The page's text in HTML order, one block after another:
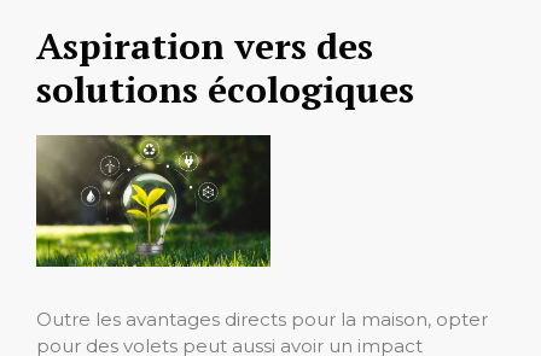
Aspiration vers des
solutions écologiques
Outre les avantages directs pour la maison, opter
pour des volets peut aussi avoir un impact